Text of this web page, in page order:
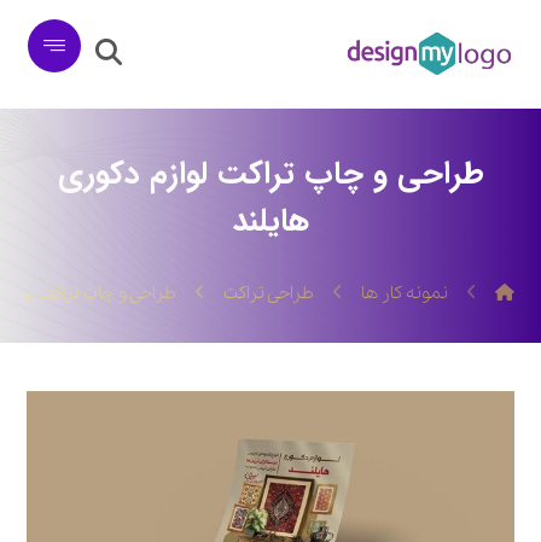
طراحی و چاپ تراکت لوازم دکوری
هایلند
نمونه کار ها طراحی تراکت طراحی و چاپ تراکت